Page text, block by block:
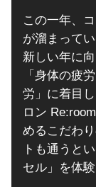
この一年、
が溜まって
新しい年に
「身体の疲
労」に着目
ロン
めるこだわ
トも通うと
セル」を体験